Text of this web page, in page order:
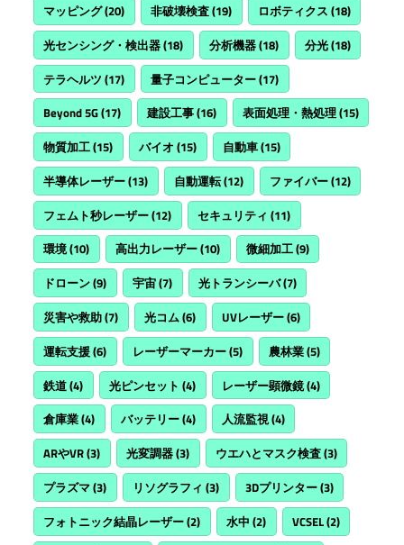
マッピング(20) 非破壊検査(19) ロボティクス (18)
光センシング・検出器(18) 分析機器(18) 分光(18)
テラヘルツ (17) 量子コンピューター(17)
Beyond 5G(17) 建設工事(16) 表面処理・熱処理(15)
物質加工(15) バイオ (15) 自動車(15)
半導体レーザー(13) 自動運転(12) ファイバー(12)
フェムト秒レーザー(12) セキュリティ (11)
環境(10) 高出力レーザー(10) 微細加工(9)
ドローン(9) 宇宙(7) 光トランシーバ(7)
災害や救助(7) 光コム(6) UVレーザー(6)
運転支援(6) レーザーマーカー(5) 農林業(5)
鉄道(4) 光ピンセット (4) レーザー顕微鏡(4)
倉庫業(4) バッテリー(4) 人流監視(4)
ARやVR(3) 光変調器(3) ウエハとマスク検査(3)
プラズマ(3) リソグラフィ (3) 3Dプリンター(3)
フォトニック結晶レーザー(2) 水中 (2) VCSEL(2)